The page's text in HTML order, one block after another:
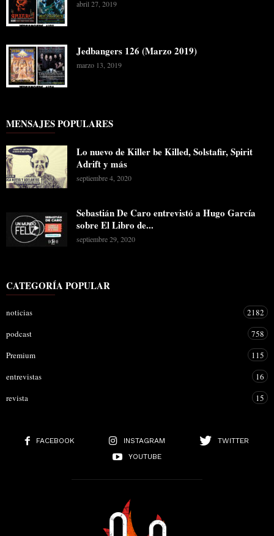
abril 27, 2019
Jedbangers 126 (Marzo 2019)
marzo 13, 2019
MENSAJES POPULARES
Lo nuevo de Killer be Killed, Solstafir, Spirit
Adrift y más
septiembre 4, 2020
Sebastián De Caro entrevistó a Hugo García
sobre El Libro de...
septiembre 29, 2020
CATEGORÍA POPULAR
noticias
2182
podcast
758
Premium
115
entrevistas
16
revista
15
FACEBOOK INSTAGRAM
TWITTER
YOUTUBE